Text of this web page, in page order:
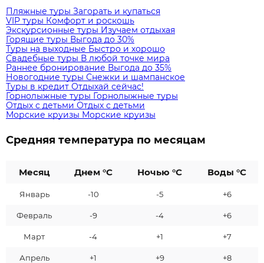
Пляжные туры Загорать и купаться
VIP туры Комфорт и роскошь
Экскурсионные туры Изучаем отдыхая
Горящие туры Выгода до 30%
Туры на выходные Быстро и хорошо
Свадебные туры В любой точке мира
Раннее бронирование Выгода до 35%
Новогодние туры Снежки и шампанское
Туры в кредит Отдыхай сейчас!
Горнолыжные туры Горнолыжные туры
Отдых с детьми Отдых с детьми
Морские круизы Морские круизы
Средняя температура по месяцам
Месяц Днем °C Ночью °C Воды °C
Январь -10 -5 +6
Февраль -9 -4 +6
Март -4 +1 +7
Апрель +1 +9 +8